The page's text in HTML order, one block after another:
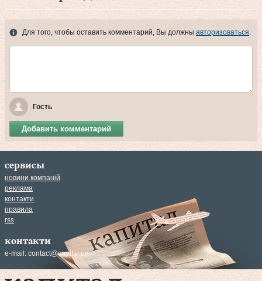
Для того, чтобы оставить комментарий, Вы должны авторизоваться.
Гость
Добавить комментарий
сервисы
новини компаній
реклама
контакти
правила
rss
контакти
e-mail: contact@capital.ua